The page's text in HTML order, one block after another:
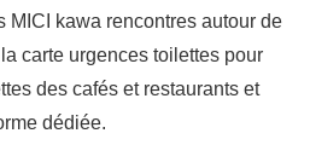
MICI kawa ren­contres autour de
carte urgences toi­lettes pour
des cafés et res­tau­rants et
dédiée.